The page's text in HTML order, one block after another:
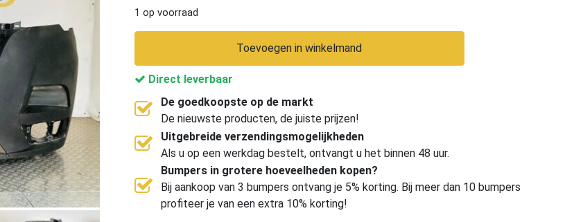
1 op voorraad
Toevoegen in winkelmand
Direct leverbaar
De goedkoopste op de markt
De nieuwste producten, de juiste prijzen!
Uitgebreide verzendingsmogelijkheden
Als u op een werkdag bestelt, ontvangt u het binnen 48 uur.
Bumpers in grotere hoeveelheden kopen?
Bij aankoop van 3 bumpers ontvang je 5% korting. Bij meer dan 10 bumpers
profiteer je van een extra 10% korting!